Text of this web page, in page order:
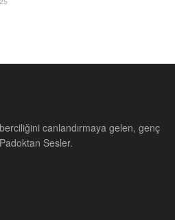
canlandırmaya gelen, genç
Sesler.